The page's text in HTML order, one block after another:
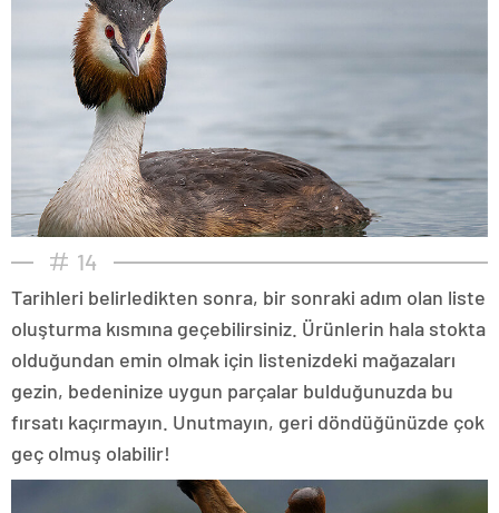
14
Tarihleri belirledikten sonra, bir sonraki adım olan liste
oluşturma kısmına geçebilirsiniz. Ürünlerin hala stokta
olduğundan emin olmak için listenizdeki mağazaları
gezin, bedeninize uygun parçalar bulduğunuzda bu
fırsatı kaçırmayın. Unutmayın, geri döndüğünüzde çok
geç olmuş olabilir!